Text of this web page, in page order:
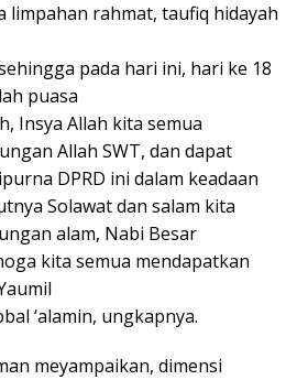
limpahan rahmat, taufiq hidayah
pada hari ini, hari ke 18
puasa
Insya Allah kita semua
Allah SWT, dan dapat
DPRD ini dalam keadaan
Solawat dan salam kita
alam, Nabi Besar
kita semua mendapatkan
‘alamin, ungkapnya.
meyampaikan, dimensi